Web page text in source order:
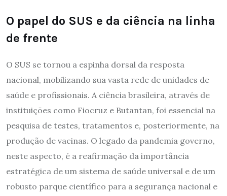
O papel do SUS e da ciência na linha
de frente
O SUS se tornou a espinha dorsal da resposta
nacional, mobilizando sua vasta rede de unidades de
saúde e profissionais. A ciência brasileira, através de
instituições como Fiocruz e Butantan, foi essencial na
pesquisa de testes, tratamentos e, posteriormente, na
produção de vacinas. O legado da pandemia governo,
neste aspecto, é a reafirmação da importância
estratégica de um sistema de saúde universal e de um
robusto parque científico para a segurança nacional e